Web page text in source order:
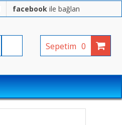
facebook ile bağlan
Sepetim 0